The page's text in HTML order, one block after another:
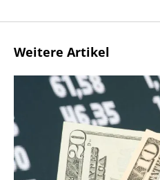
Weitere Artikel